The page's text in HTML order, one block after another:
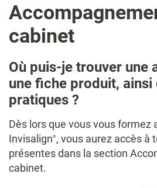
cabinet
Où puis-je trouver une
une fiche produit, ainsi
pratiques ?
Dès lors que vous vous formez
Invisalign®, vous aurez accès à
présentes dans la section
cabinet.